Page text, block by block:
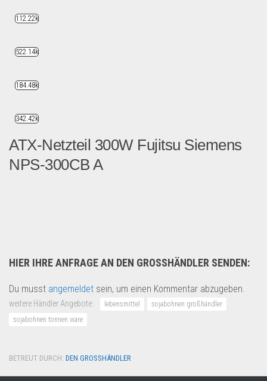
ATX-Netzteil 300W Fujitsu Siemens
NPS-300CB A
HIER IHRE ANFRAGE AN DEN GROSSHÄNDLER SENDEN:
Du musst angemeldet sein, um einen Kommentar abzugeben.
weitere Händler Angebote: lebensmittel
sojabohnen großhändler
sojabohnen tonnen ware
BETREUT DURCH: DEN GROSSHÄNDLER ·
112.22k
522.14k
184.48k
342.42k